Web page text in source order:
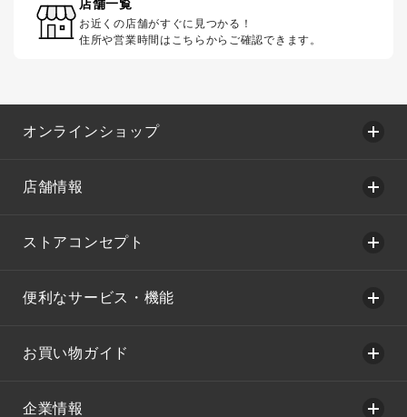
店舗一覧
お近くの店舗がすぐに見つかる！
住所や営業時間はこちらからご確認できます。
オンラインショップ
店舗情報
ストアコンセプト
便利なサービス・機能
お買い物ガイド
企業情報